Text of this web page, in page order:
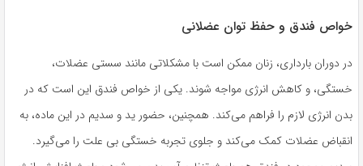
خواص فندق و حفظ توان عضلانی
در دوران بارداری، زنان ممکن است با مشکلاتی مانند سستی عضلات،
خستگی، و کاهش انرژی مواجه شوند. یکی از خواص فندق این است که در
بدن انرژی لازم را فراهم می‌کند. همچنین، حضور ید و سدیم در این ماده، به
انقباض عضلات کمک می‌کند و جلوی تجربه خستگی بی علت را می‌گیرد.